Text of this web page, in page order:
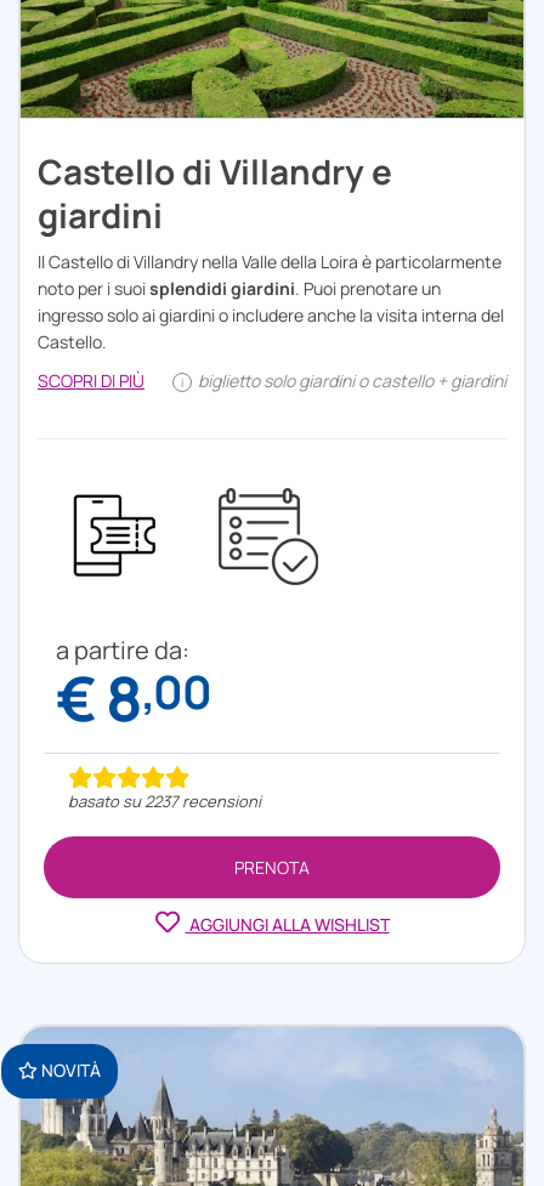
Castello di Villandry e
giardini
Il Castello di Villandry nella Valle della Loira è particolarmente
noto per i suoisplendidi giardini. Puoi prenotare un
ingresso solo ai giardini o includere anche la visita interna del
Castello.
SCOPRI DI PIÙ
i biglietto solo giardini o castello + giardini
a partire da:
€ 8,00
basato su 2237 recensioni
PRENOTA
AGGIUNGI ALLA WISHLIST
NOVITÀ